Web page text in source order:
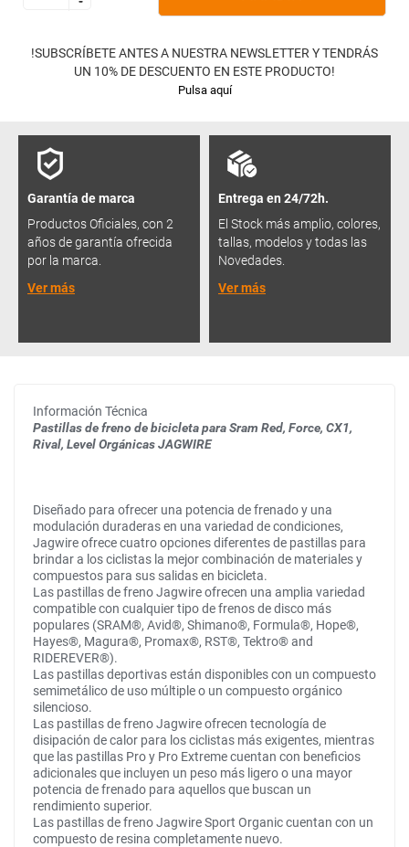
!SUBSCRÍBETE ANTES A NUESTRA NEWSLETTER Y TENDRÁS
UN 10% DE DESCUENTO EN ESTE PRODUCTO!
Pulsa aquí
Garantía de marca
Productos Oficiales, con 2
años de garantía ofrecida
por la marca.
Ver más
Entrega en 24/72h.
El Stock más amplio, colores,
tallas, modelos y todas las
Novedades.
Ver más
Información Técnica
Pastillas de freno de bicicleta para Sram Red, Force, CX1,
Rival, Level Orgánicas JAGWIRE
Diseñado para ofrecer una potencia de frenado y una
modulación duraderas en una variedad de condiciones,
Jagwire ofrece cuatro opciones diferentes de pastillas para
brindar a los ciclistas la mejor combinación de materiales y
compuestos para sus salidas en bicicleta.
Las pastillas de freno Jagwire ofrecen una amplia variedad
compatible con cualquier tipo de frenos de disco más
populares (SRAM®, Avid®, Shimano®, Formula®, Hope®,
Hayes®, Magura®, Promax®, RST®, Tektro® and
RIDEREVER®).
Las pastillas deportivas están disponibles con un compuesto
semimetálico de uso múltiple o un compuesto orgánico
silencioso.
Las pastillas de freno Jagwire ofrecen tecnología de
disipación de calor para los ciclistas más exigentes, mientras
que las pastillas Pro y Pro Extreme cuentan con beneficios
adicionales que incluyen un peso más ligero o una mayor
potencia de frenado para aquellos que buscan un
rendimiento superior.
Las pastillas de freno Jagwire Sport Organic cuentan con un
compuesto de resina completamente nuevo.